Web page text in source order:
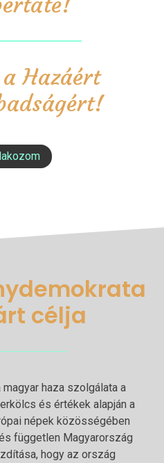
Hazáért
célja
haza szolgálata a
és értékek alapján a
népek közösségében
független Magyarország
hogy az ország